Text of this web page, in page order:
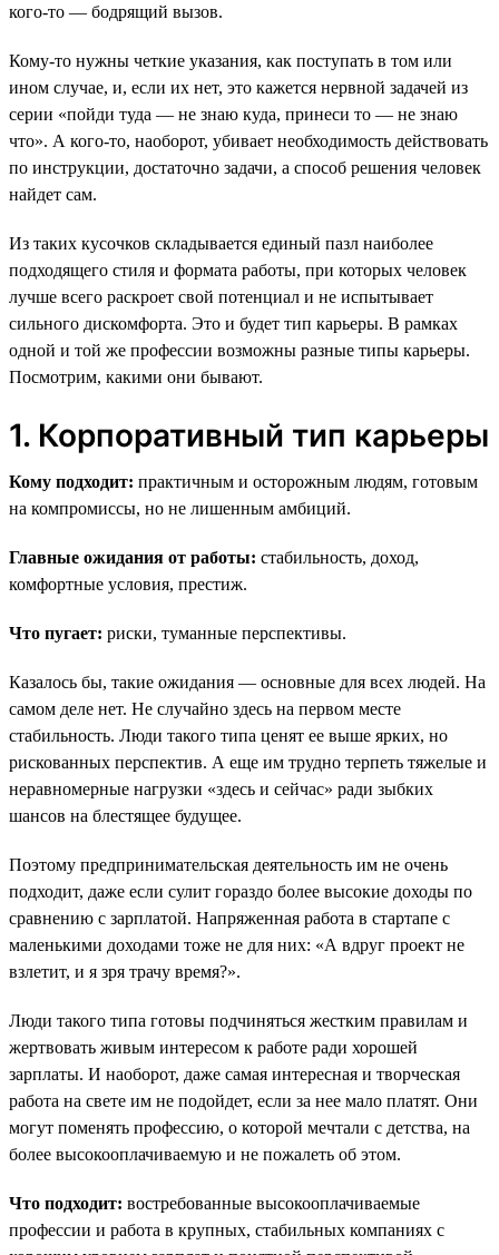
кого-то — бодрящий вызов.
Кому-то нужны четкие указания, как поступать в том или
ином случае, и, если их нет, это кажется нервной задачей из
серии «пойди туда — не знаю куда, принеси то — не знаю
что». А кого-то, наоборот, убивает необходимость действовать
по инструкции, достаточно задачи, а способ решения человек
найдет сам.
Из таких кусочков складывается единый пазл наиболее
подходящего стиля и формата работы, при которых человек
лучше всего раскроет свой потенциал и не испытывает
сильного дискомфорта. Это и будет тип карьеры. В рамках
одной и той же профессии возможны разные типы карьеры.
Посмотрим, какими они бывают.
1. Корпоративный тип карьеры
Кому подходит: практичным и осторожным людям, готовым
на компромиссы, но не лишенным амбиций.
Главные ожидания от работы: стабильность, доход,
комфортные условия, престиж.
Что пугает: риски, туманные перспективы.
Казалось бы, такие ожидания — основные для всех людей. На
самом деле нет. Не случайно здесь на первом месте
стабильность. Люди такого типа ценят ее выше ярких, но
рискованных перспектив. А еще им трудно терпеть тяжелые и
неравномерные нагрузки «здесь и сейчас» ради зыбких
шансов на блестящее будущее.
Поэтому предпринимательская деятельность им не очень
подходит, даже если сулит гораздо более высокие доходы по
сравнению с зарплатой. Напряженная работа в стартапе с
маленькими доходами тоже не для них: «А вдруг проект не
взлетит, и я зря трачу время?».
Люди такого типа готовы подчиняться жестким правилам и
жертвовать живым интересом к работе ради хорошей
зарплаты. И наоборот, даже самая интересная и творческая
работа на свете им не подойдет, если за нее мало платят. Они
могут поменять профессию, о которой мечтали с детства, на
более высокооплачиваемую и не пожалеть об этом.
Что подходит: востребованные высокооплачиваемые
профессии и работа в крупных, стабильных компаниях с